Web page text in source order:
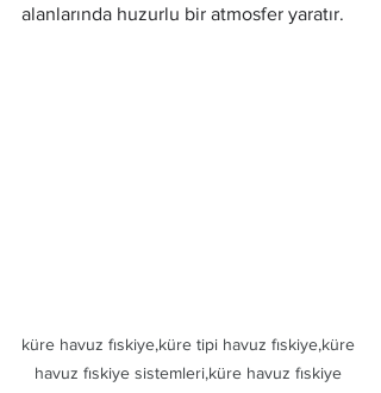
alanlarında huzurlu bir atmosfer yaratır.
küre havuz fıskiye,küre tipi havuz fıskiye,küre
havuz fıskiye sistemleri,küre havuz fıskiye